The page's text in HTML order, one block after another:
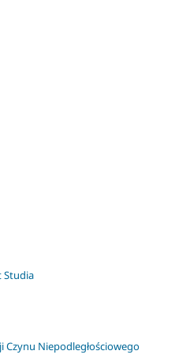
Studia
Niepodległościowego